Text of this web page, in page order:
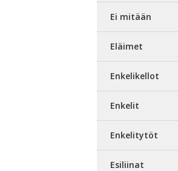
Ei mitään
Eläimet
Enkelikellot
Enkelit
Enkelitytöt
Esiliinat